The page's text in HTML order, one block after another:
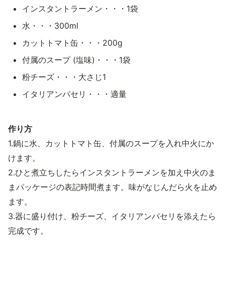
インスタントラーメン・・・1袋
水・・・300ml
カットトマト缶・・・200g
付属のスープ (塩味)・・・1袋
粉チーズ・・・大さじ1
イタリアンパセリ・・・適量
作り方
1.鍋に水、カットトマト缶、付属のスープを入れ中火にか
けます。
2.ひと煮立ちしたらインスタントラーメンを加え中火のま
まパッケージの表記時間煮ます。味がなじんだら火を止め
ます。
3.器に盛り付け、粉チーズ、イタリアンパセリを添えたら
完成です。